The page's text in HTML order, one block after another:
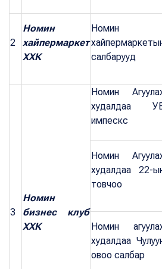
2
Номин
хайпермаркет
ХХК
Номин
салбарууд
3
Номин
бизнес клуб
ХХК
Номин
худалдаа
импескс
Номин
худалдаа 22-
товчоо
Номин
худалдаа
овоо салбар